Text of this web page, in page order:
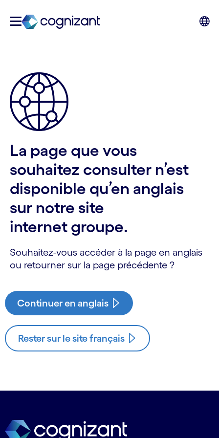
La page que vous
souhaitez consulter n’est
disponible qu’en anglais
sur notre site
internet groupe.
Souhaitez-vous accéder à la page en anglais
ou retourner sur la page précédente ?
Continuer en anglais
Rester sur le site français